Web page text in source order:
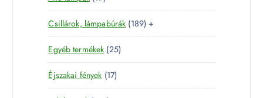
k
é
e
m
k
9
t
e
r
m
é
k
Csillárok, lámpabúrák 1891
8
t
r
+
Egyéb termékek 252
5
e
Éjszakai fények 171
7